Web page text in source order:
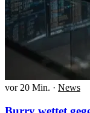
vor 20 Min. · News